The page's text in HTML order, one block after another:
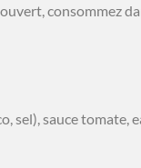
consommez
sel), sauce tomate,